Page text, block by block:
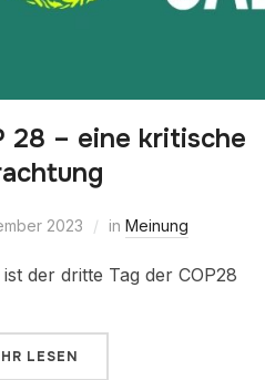
28 – eine kritische
2023 inMeinung
der dritte Tag der COP28
LESEN